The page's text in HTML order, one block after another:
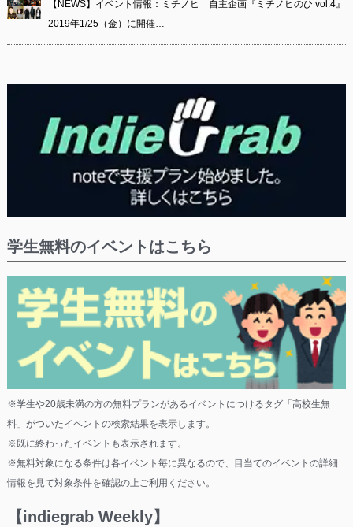
【NEWS】イベント情報：ミチノヒ 自主企画『ミチノヒのひ vol.4』
2019年1/25（金）に開催…
学生無料のイベントはこちら
※学生や20歳未満の方の無料プランがあるイベントにつけるタグ「高校生無
料」がついたイベントの検索結果を表示します。
※既に終わったイベントも表示されます。
※無料対象になる条件は各イベント毎に異なるので、目当てのイベントの詳細
情報を見て対象条件を確認の上ご利用ください。
【indiegrab Weekly】